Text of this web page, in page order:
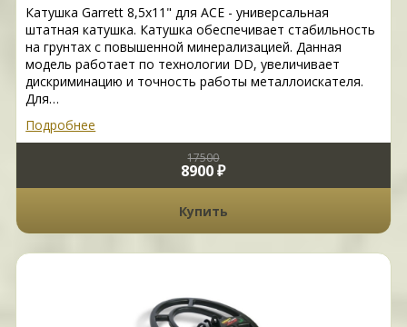
Катушка Garrett 8,5x11" для ACE - универсальная
штатная катушка. Катушка обеспечивает стабильность
на грунтах с повышенной минерализацией. Данная
модель работает по технологии DD, увеличивает
дискриминацию и точность работы металлоискателя.
Для…
Подробнее
17500
8900 ₽
Купить